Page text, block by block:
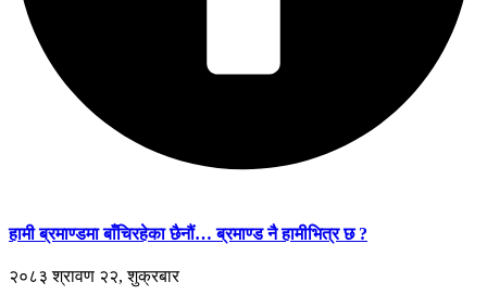
हामी ब्रमाण्डमा बाँचिरहेका छैनौं… ब्रमाण्ड नै हामीभित्र छ ?
२०८३ श्रावण २२, शुक्रबार